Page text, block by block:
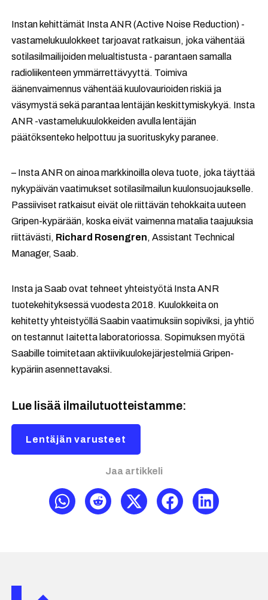
Instan kehittämät Insta ANR (Active Noise Reduction) -
vastamelukuulokkeet tarjoavat ratkaisun, joka vähentää
sotilasilmailijoiden melualtistusta - parantaen samalla
radioliikenteen ymmärrettävyyttä. Toimiva
äänenvaimennus vähentää kuulovaurioiden riskiä ja
väsymystä sekä parantaa lentäjän keskittymiskykyä. Insta
ANR -vastamelukuulokkeiden avulla lentäjän
päätöksenteko helpottuu ja suorituskyky paranee.
– Insta ANR on ainoa markkinoilla oleva tuote, joka täyttää
nykypäivän vaatimukset sotilasilmailun kuulonsuojaukselle.
Passiiviset ratkaisut eivät ole riittävän tehokkaita uuteen
Gripen-kypärään, koska eivät vaimenna matalia taajuuksia
riittävästi, Richard Rosengren, Assistant Technical
Manager, Saab.
Insta ja Saab ovat tehneet yhteistyötä Insta ANR
tuotekehityksessä vuodesta 2018. Kuulokkeita on
kehitetty yhteistyöllä Saabin vaatimuksiin sopiviksi, ja yhtiö
on testannut Iaitetta laboratoriossa. Sopimuksen myötä
Saabille toimitetaan aktiivikuulokejärjestelmiä Gripen-
kypäriin asennettavaksi.
Lue lisää ilmailutuotteistamme:
Lentäjän varusteet
Jaa artikkeli